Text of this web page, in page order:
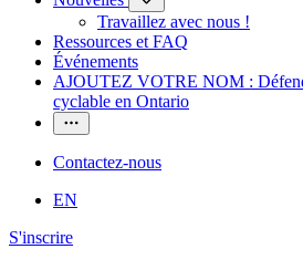
Travaillez avec nous !
Ressources et FAQ
Événements
AJOUTEZ VOTRE NOM :
cyclable en Ontario
Contactez-nous
EN
S'inscrire